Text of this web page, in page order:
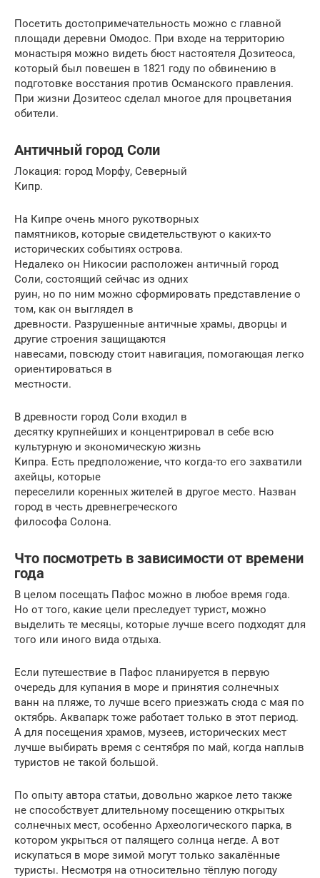
Посетить достопримечательность можно с главной
площади деревни Омодос. При входе на территорию
монастыря можно видеть бюст настоятеля Дозитеоса,
который был повешен в 1821 году по обвинению в
подготовке восстания против Османского правления.
При жизни Дозитеос сделал многое для процветания
обители.
Античный город Соли
Локация: город Морфу, Северный
Кипр.
На Кипре очень много рукотворных
памятников, которые свидетельствуют о каких-то
исторических событиях острова.
Недалеко он Никосии расположен античный город
Соли, состоящий сейчас из одних
руин, но по ним можно сформировать представление о
том, как он выглядел в
древности. Разрушенные античные храмы, дворцы и
другие строения защищаются
навесами, повсюду стоит навигация, помогающая легко
ориентироваться в
местности.
В древности город Соли входил в
десятку крупнейших и концентрировал в себе всю
культурную и экономическую жизнь
Кипра. Есть предположение, что когда-то его захватили
ахейцы, которые
переселили коренных жителей в другое место. Назван
город в честь древнегреческого
философа Солона.
Что посмотреть в зависимости от времени
года
В целом посещать Пафос можно в любое время года.
Но от того, какие цели преследует турист, можно
выделить те месяцы, которые лучше всего подходят для
того или иного вида отдыха.
Если путешествие в Пафос планируется в первую
очередь для купания в море и принятия солнечных
ванн на пляже, то лучше всего приезжать сюда с мая по
октябрь. Аквапарк тоже работает только в этот период.
А для посещения храмов, музеев, исторических мест
лучше выбирать время с сентября по май, когда наплыв
туристов не такой большой.
По опыту автора статьи, довольно жаркое лето также
не способствует длительному посещению открытых
солнечных мест, особенно Археологического парка, в
котором укрыться от палящего солнца негде. А вот
искупаться в море зимой могут только закалённые
туристы. Несмотря на относительно тёплую погоду